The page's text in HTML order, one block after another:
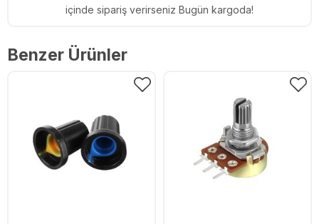
içinde sipariş verirseniz Bugün kargoda!
Benzer Ürünler